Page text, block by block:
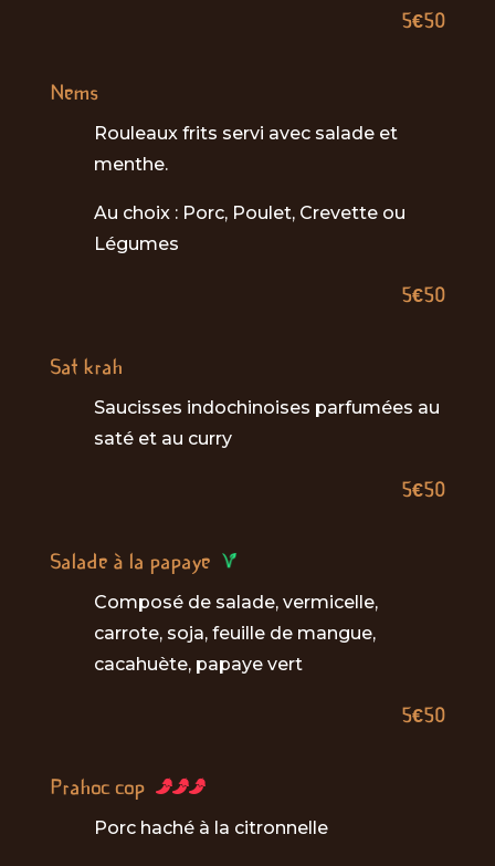
5€50
Nems
Rouleaux frits servi avec salade et
menthe.
Au choix : Porc, Poulet, Crevette ou
Légumes
5€50
Sat krah
Saucisses indochinoises parfumées au
saté et au curry
5€50
Salade à la papaye
Composé de salade, vermicelle,
carrote, soja, feuille de mangue,
cacahuète, papaye vert
5€50
Prahoc cop
Porc haché à la citronnelle